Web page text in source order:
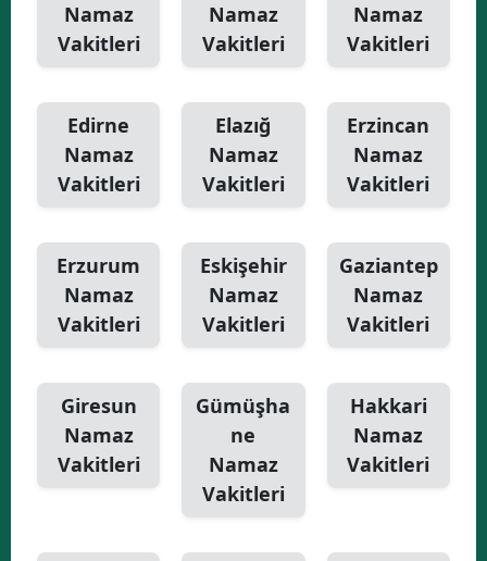
Namaz
Vakitleri
Namaz
Vakitleri
Namaz
Vakitleri
Edirne
Namaz
Vakitleri
Elazığ
Namaz
Vakitleri
Erzincan
Namaz
Vakitleri
Erzurum
Namaz
Vakitleri
Eskişehir
Namaz
Vakitleri
Gaziantep
Namaz
Vakitleri
Giresun
Namaz
Vakitleri
Gümüşha
ne
Namaz
Vakitleri
Hakkari
Namaz
Vakitleri